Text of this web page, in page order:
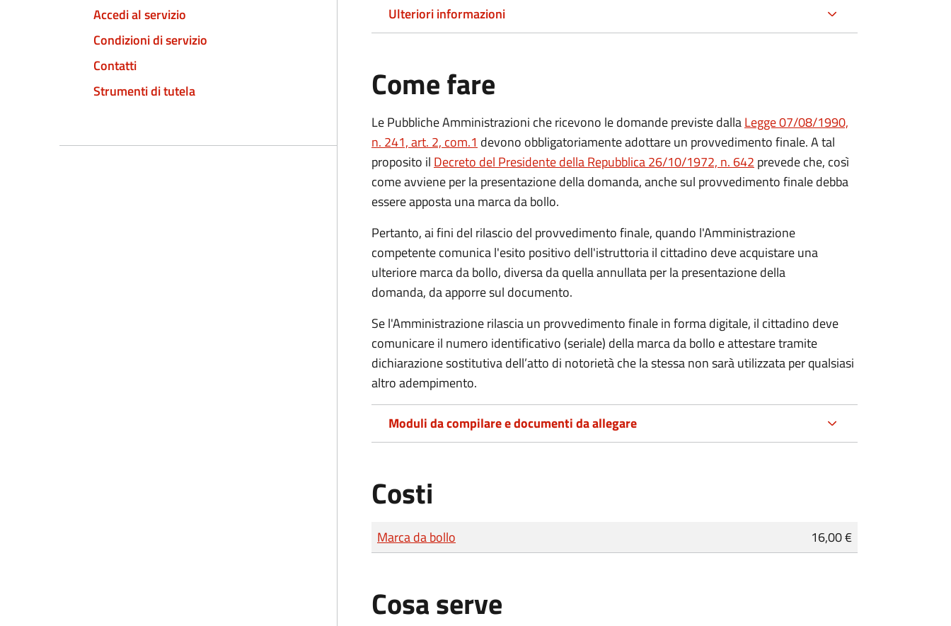
Accedi al servizio
Condizioni di servizio
Contatti
Strumenti di tutela
Ulteriori informazioni
Come fare
Le Pubbliche Amministrazioni che ricevono le domande previste dallaLegge 07/08/1990,
n. 241, art. 2, com.1 devono obbligatoriamente adottare un provvedimento finale. A tal
proposito il Decreto del Presidente della Repubblica 26/10/1972, n. 642 prevede che, così
come avviene per la presentazione della domanda, anche sul provvedimento finale debba
essere apposta una marca da bollo.
Pertanto, ai fini del rilascio del provvedimento finale, quando l'Amministrazione
competente comunica l'esito positivo dell'istruttoria il cittadino deve acquistare una
ulteriore marca da bollo, diversa da quella annullata per la presentazione della
domanda, da apporre sul documento.
Se l'Amministrazione rilascia un provvedimento finale in forma digitale, il cittadino deve
comunicare il numero identificativo (seriale) della marca da bollo e attestare tramite
dichiarazione sostitutiva dell’atto di notorietà che la stessa non sarà utilizzata per qualsiasi
altro adempimento.
Moduli da compilare e documenti da allegare
Costi
Tipo di pagamento
Importo
Marca da bollo 16,00 €
Cosa serve